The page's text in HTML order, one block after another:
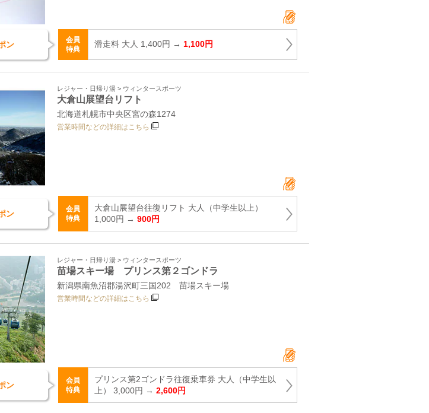
ン
会員
特典
滑走料 大人 1,400円 → 1,100円
レジャー・日帰り湯 > ウィンタースポーツ
大倉山展望台リフト
北海道札幌市中央区宮の森1274
営業時間などの詳細はこちら
ン
会員
特典
大倉山展望台往復リフト 大人（中学生以上）
1,000円 → 900円
レジャー・日帰り湯 > ウィンタースポーツ
苗場スキー場 プリンス第２ゴンドラ
新潟県南魚沼郡湯沢町三国202 苗場スキー場
営業時間などの詳細はこちら
ン
会員
特典
プリンス第2ゴンドラ往復乗車券 大人（中学生以
上） 3,000円 → 2,600円